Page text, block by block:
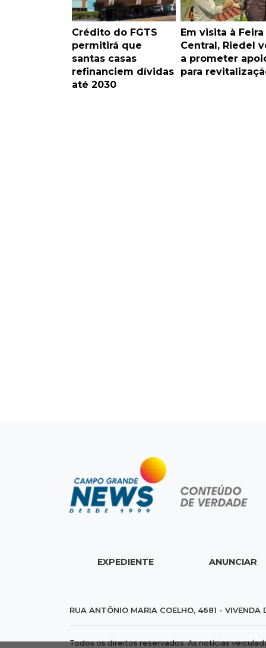
Crédito do FGTS
permitirá que
santas casas
refinanciem dívidas
até 2030
Em visita à Feira
Central, Riedel
a prometer
para
EXPEDIENTE ANUNCIAR
RUA ANTÔNIO MARIA COELHO, 4681 -
Todos os direitos reservados. As notícias